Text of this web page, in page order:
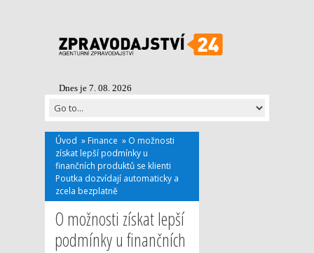
Dnes je 7. 08. 2026
Úvod » Finance » O možnosti
získat lepší podmínky u
finančních produktů se klienti
Poutka dozvídají automaticky a
zcela bezplatně
O možnosti získat lepší
podmínky u finančních